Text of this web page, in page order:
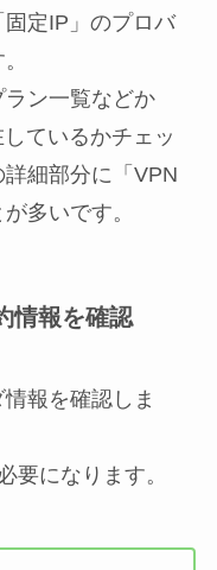
定IP」のプロバ
ン一覧などか
ているかチェッ
細部分に「VPN
多いです。
情報を確認
報を確認しま
要になります。